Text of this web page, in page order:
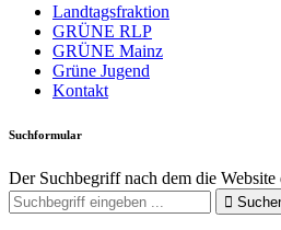
Landtagsfraktion
GRÜNE RLP
GRÜNE Mainz
Grüne Jugend
Kontakt
Suchformular
Der Suchbegriff nach dem die